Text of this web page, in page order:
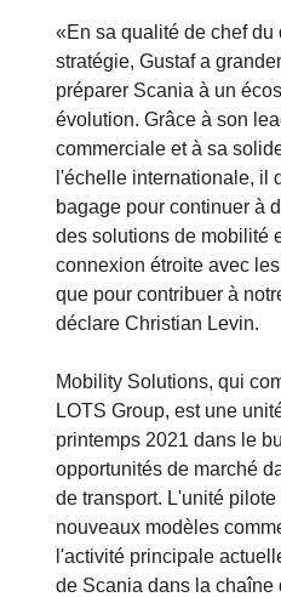
«En sa qualité de chef du
stratégie, Gustaf a
préparer Scania à un
évolution. Grâce à son
commerciale et à sa
l'échelle internationale, il
bagage pour continuer à
des solutions de mobilité
connexion étroite avec
que pour contribuer à
déclare Christian Levin.
Mobility Solutions, qui
LOTS Group, est une
printemps 2021 dans le
opportunités de marché
de transport. L'unité
nouveaux modèles
l'activité principale
de Scania dans la chaîne